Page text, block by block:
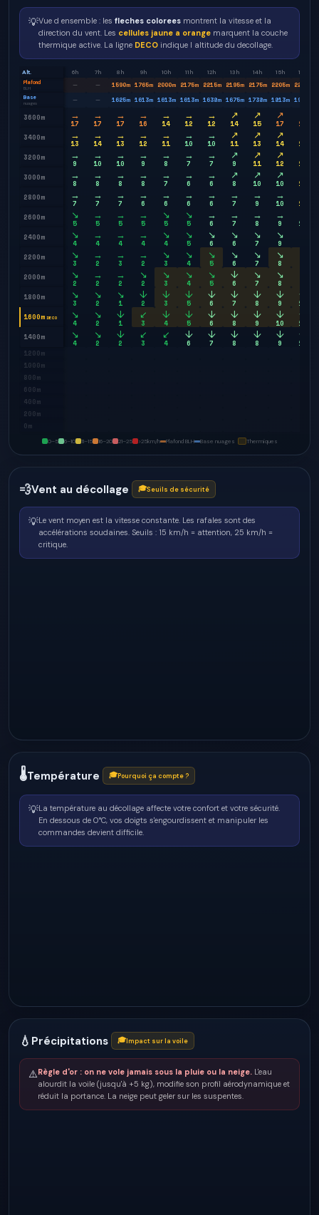
💡Vue d ensemble : les fleches colorees montrent la vitesse et la
direction du vent. Les cellules jaune a orange marquent la couche
thermique active. La ligne DECO indique l altitude du decollage.
Alt. 6h 7h 8h 9h 10h 11h 12h 13h 14h 15h 16h
Plafond
BLH — — 1590m 1765m 2000m 2175m 2215m 2195m 2175m 2205m 2240
Base
nuages — — 1625m 1613m 1613m 1613m 1638m 1675m 1738m 1813m 1938
3600m →
17
→
17
→
17
→
16
→
14
→
12
→
12
↗
14
↗
15
↗
17
19
3400m
→
13
→
14
→
13
→
12
→
11
→
10
→
10
↗
11
↗
13
↗
14
15
3200m
→
9
→
10
→
10
→
9
→
8
→
7
→
7
↗
9
↗
11
↗
12
12
3000m
→
8
→
8
→
8
→
8
→
7
→
6
→
6
↗
8
↗
10
↗
10
11
2800m
→
7
→
7
→
7
→
6
→
6
→
6
→
6
→
7
→
9
→
10
11
2600m
↘
5
→
5
→
5
→
5
↘
5
↘
5
→
6
→
7
→
8
→
9
10
2400m
↘
4
→
4
→
4
→
4
↘
4
↘
5
↘
6
↘
6
↘
7
↘
9
2200m
↘
3
→
2
→
3
→
2
↘
3
↘
4
↘
5
↘
6
↘
7
↘
8
2000m
↘
2
→
2
→
2
↘
2
↘
3
↘
4
↘
5
↓
6
↘
7
↘
8
1800m
↘
3
↘
2
↘
1
↓
2
↓
3
↓
5
↓
6
↓
7
↓
8
↓
9
↓
10
1600m DECO ↘
4
↘
2
↓
1
↙
3
↓
4
↓
5
↓
6
↓
8
↓
9
↓
10
↓
10
1400m
↘
4
↘
2
↓
2
↙
3
↙
4
↓
6
↓
7
↓
8
↓
8
↓
9
↓
10
1200m
1000m
800m
600m
400m
200m
0m
0–5 6–10 11–15 16–20 21–25 >25km/h Plafond BLH Base nuages Thermiques
💨Vent au décollage 🎓Seuils de sécurité
💡Le vent moyen est la vitesse constante. Les rafales sont des
accélérations soudaines. Seuils : 15 km/h = attention, 25 km/h =
critique.
🌡Température 🎓Pourquoi ça compte ?
💡La température au décollage affecte votre confort et votre sécurité.
En dessous de 0°C, vos doigts s'engourdissent et manipuler les
commandes devient difficile.
💧 Précipitations 🎓Impact sur la voile
⚠️Règle d'or : on ne vole jamais sous la pluie ou la neige. L'eau
alourdit la voile (jusqu'à +5 kg), modifie son profil aérodynamique et
réduit la portance. La neige peut geler sur les suspentes.